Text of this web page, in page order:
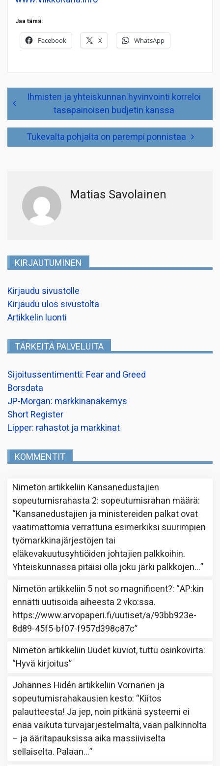
Jaa tämä:
Facebook X WhatsApp
Artikkelien
selaus Ihmisten ja yhteiskunnan hyvinvointi korreloi
tasapainoisen budjetin kanssa
Tukevalta pohjalta on parempi ponnistaa
Matias Savolainen
KIRJAUTUMINEN
Kirjaudu sivustolle
Kirjaudu ulos sivustolta
Artikkelin luonti
TÄRKEITÄ PALVELUITA
Sijoitussentimentti: Fear and Greed
Borsdata
JP-Morgan: markkinanäkemys
Short Register
Lipper: rahastot ja markkinat
KOMMENTIT
Nimetön artikkeliin Kansanedustajien
sopeutumisrahasta 2: sopeutumisrahan määrä:
“Kansanedustajien ja ministereiden palkat ovat
vaatimattomia verrattuna esimerkiksi suurimpien
työmarkkinajärjestöjen tai
eläkevakuutusyhtiöiden johtajien palkkoihin.
Yhteiskunnassa pitäisi olla joku järki palkkojen…”
Nimetön artikkeliin 5 not so magnificent?: “AP:kin
ennätti uutisoida aiheesta 2 vko:ssa.
https://www.arvopaperi.fi/uutiset/a/93bb923e-
8d89-45f5-bf07-f957d398c87c”
Nimetön artikkeliin Uudet kuviot, tuttu osinkovirta:
“Hyvä kirjoitus”
Johannes Hidén artikkeliinVornanen ja
sopeutumisrahakausien kesto: “Kiitos
palautteesta! Ja jep, noin pitkänä systeemi ei
enää vaikuta turvajärjestelmältä, vaan palkinnolta
– ja ääritapauksissa aika massiiviselta
sellaiselta. Palaan…”